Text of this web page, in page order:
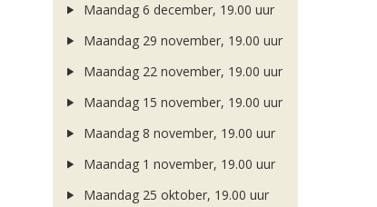
Maandag 6 december, 19.00 uur
Maandag 29 november, 19.00 uur
Maandag 22 november, 19.00 uur
Maandag 15 november, 19.00 uur
Maandag 8 november, 19.00 uur
Maandag 1 november, 19.00 uur
Maandag 25 oktober, 19.00 uur